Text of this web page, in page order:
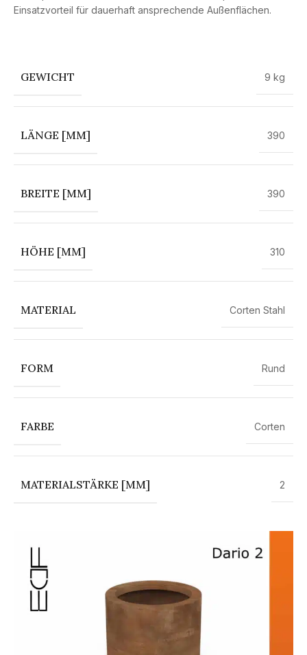
Einsatzvorteil für dauerhaft ansprechende Außenflächen.
GEWICHT 9 kg
LÄNGE [MM] 390
BREITE [MM] 390
HÖHE [MM] 310
MATERIAL Corten Stahl
FORM Rund
FARBE Corten
MATERIALSTÄRKE [MM] 2